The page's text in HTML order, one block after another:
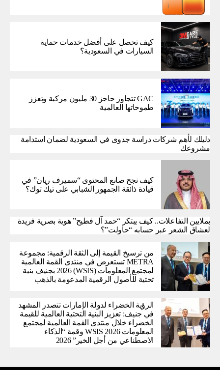
كيف تحصل على أفضل خدمات حماية
السيارات في السعودية؟
GAC تتجاوز حاجز 30 مليون مركبة وتعزز
طموحاتها العالمية
دليلك لأهم شركات دراسة جدوى في السعودية لضمان استدامة
مشروعك
كيف نجح صانع المحتوى “سميرف ريان” في
قيادة ذائقة الجمهور الشبابي على تيك توك؟
بملايين التفاعلات.. كيف يبتكر “حمد آل فطيح” هوية بصرية فريدة
لعشاق الشعر عبر حسابه “حاولت”؟
من ترسيخ القيمة إلى الثقة الرقمية: مجموعة
METRA تستعرض في منتدى القمة العالمية
لمجتمع المعلومات (WSIS) 2026 بجنيف بنية
تحتية للأصول الرقمية المدعومة بالذهب
الرؤية الخضراء لدولة الإمارات تتصدر المشهد
في جنيف: تعزيز البنية التحتية العالمية للقيمة
الخضراء خلال منتدى القمة العالمية لمجتمع
المعلومات WSIS 2026 وقمة “الذكاء
الاصطناعي من أجل الخير” 2026